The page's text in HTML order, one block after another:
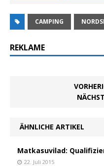
CAMPING
REKLAME
ÄHNLICHE ARTIKEL
Matkasuvilad:
22. Juli 2015